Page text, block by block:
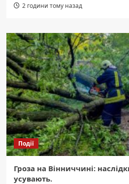
2 години тому назад
Події
Гроза на Вінниччині:
усувають.